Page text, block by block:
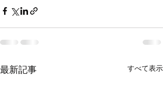
最新記事 すべて表示